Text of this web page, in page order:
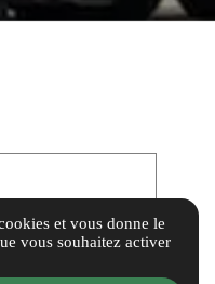
exclusives de
et vous donne le
vous souhaitez activer